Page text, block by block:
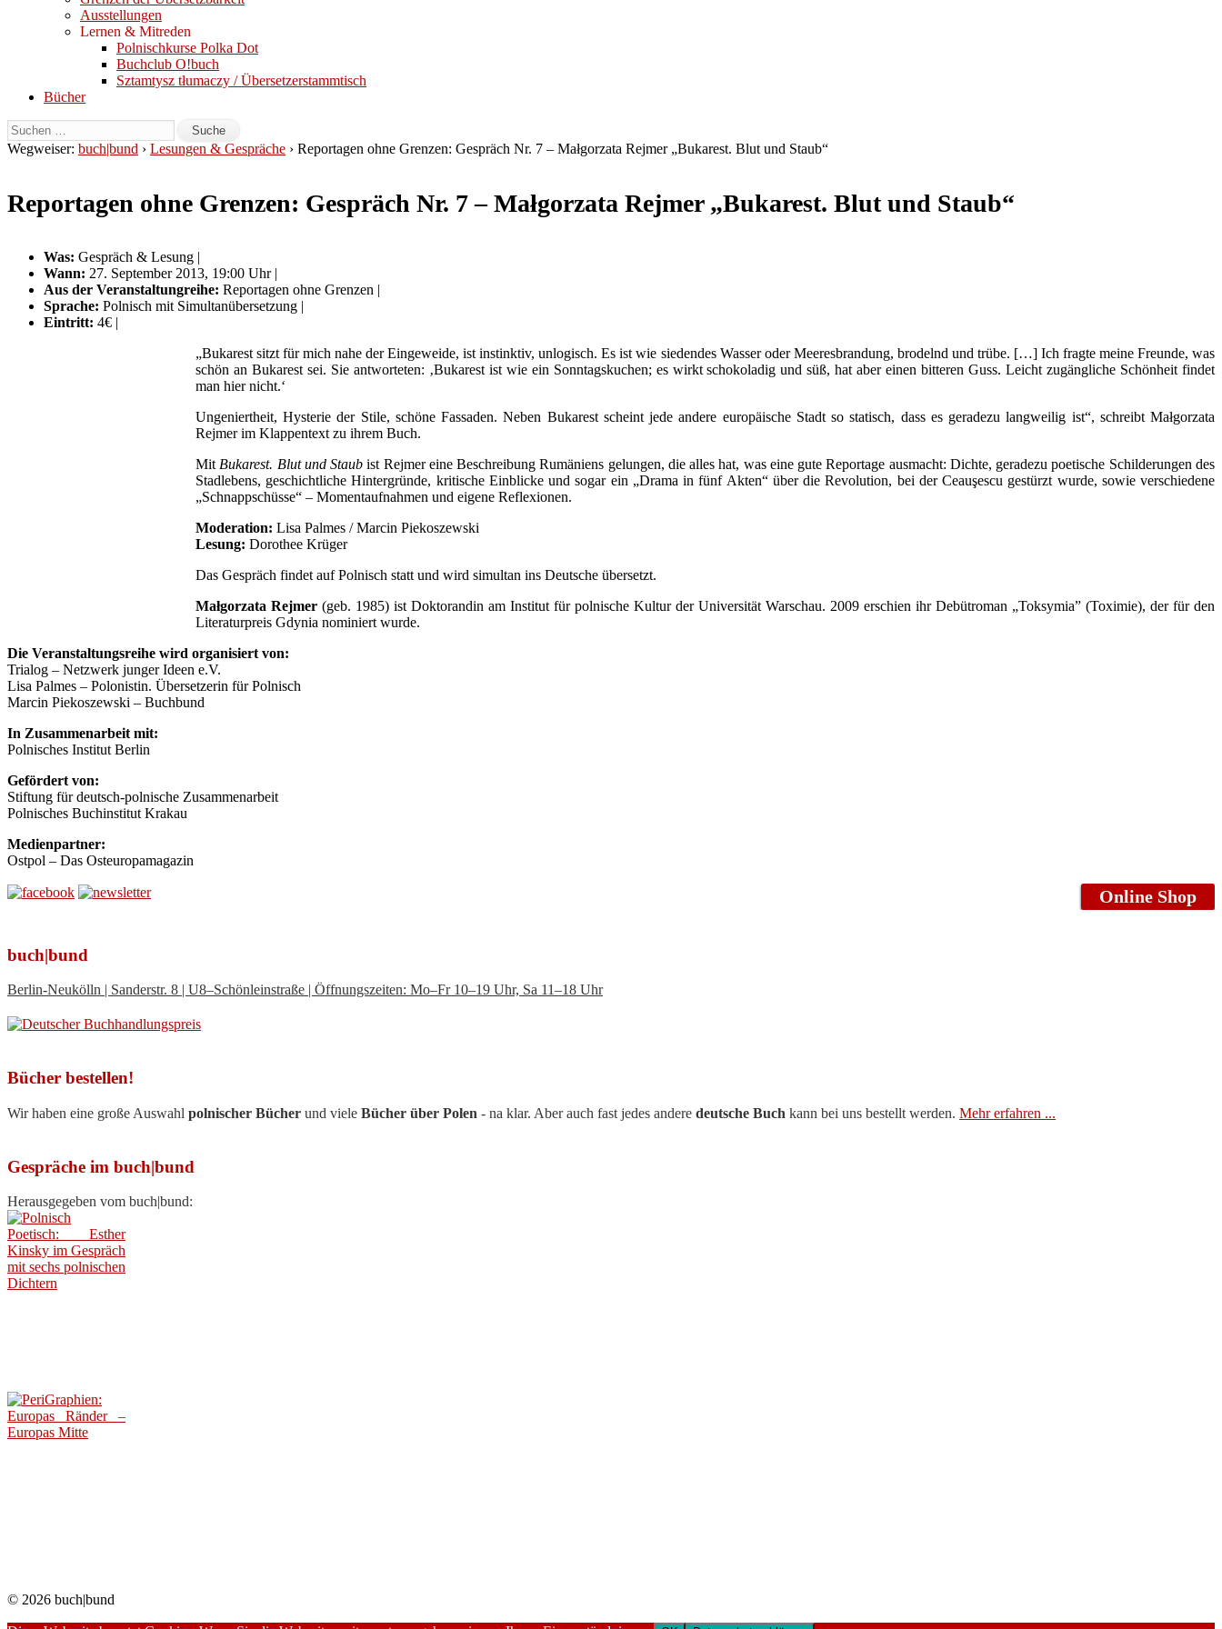
Ausstellungen
Lernen & Mitreden
Polnischkurse Polka Dot
Buchclub O!buch
Sztamtysz tłumaczy / Übersetzerstammtisch
Bücher
Wegweiser: buch|bund › Lesungen & Gespräche › Reportagen ohne Grenzen: Gespräch Nr. 7 – Małgorzata Rejmer „Bukarest. Blut und Staub“
Reportagen ohne Grenzen: Gespräch Nr. 7 – Małgorzata Rejmer „Bukarest. Blut und Staub“
Was: Gespräch & Lesung |
Wann: 27. September 2013, 19:00 Uhr |
Aus der Veranstaltungreihe: Reportagen ohne Grenzen |
Sprache: Polnisch mit Simultanübersetzung |
Eintritt: 4€ |
„Bukarest sitzt für mich nahe der Eingeweide, ist instinktiv, unlogisch. Es ist wie siedendes Wasser oder Meeresbrandung, brodelnd und trübe. […] Ich fragte meine Freunde, was
schön an Bukarest sei. Sie antworteten: ‚Bukarest ist wie ein Sonntagskuchen; es wirkt schokoladig und süß, hat aber einen bitteren Guss. Leicht zugängliche Schönheit findet
man hier nicht.‘
Ungeniertheit, Hysterie der Stile, schöne Fassaden. Neben Bukarest scheint jede andere europäische Stadt so statisch, dass es geradezu langweilig ist“, schreibt Małgorzata
Rejmer im Klappentext zu ihrem Buch.
Mit Bukarest. Blut und Staub ist Rejmer eine Beschreibung Rumäniens gelungen, die alles hat, was eine gute Reportage ausmacht: Dichte, geradezu poetische Schilderungen des
Stadlebens, geschichtliche Hintergründe, kritische Einblicke und sogar ein „Drama in fünf Akten“ über die Revolution, bei der Ceauşescu gestürzt wurde, sowie verschiedene
„Schnappschüsse“ – Momentaufnahmen und eigene Reflexionen.
Moderation: Lisa Palmes / Marcin Piekoszewski
Lesung: Dorothee Krüger
Das Gespräch findet auf Polnisch statt und wird simultan ins Deutsche übersetzt.
Małgorzata Rejmer (geb. 1985) ist Doktorandin am Institut für polnische Kultur der Universität Warschau. 2009 erschien ihr Debütroman „Toksymia” (Toximie), der für den
Literaturpreis Gdynia nominiert wurde.
Die Veranstaltungsreihe wird organisiert von:
Trialog – Netzwerk junger Ideen e.V.
Lisa Palmes – Polonistin. Übersetzerin für Polnisch
Marcin Piekoszewski – Buchbund
In Zusammenarbeit mit:
Polnisches Institut Berlin
Gefördert von:
Stiftung für deutsch-polnische Zusammenarbeit
Polnisches Buchinstitut Krakau
Medienpartner:
Ostpol – Das Osteuropamagazin
Online Shop
buch|bund
Berlin-Neukölln | Sanderstr. 8 | U8–Schönleinstraße | Öffnungszeiten: Mo–Fr 10–19 Uhr, Sa 11–18 Uhr
Bücher bestellen!
Wir haben eine große Auswahl polnischer Bücher und viele Bücher über Polen - na klar. Aber auch fast jedes andere deutsche Buch kann bei uns bestellt werden. Mehr erfahren ...
Gespräche im buch|bund
Herausgegeben vom buch|bund:
© 2026 buch|bund